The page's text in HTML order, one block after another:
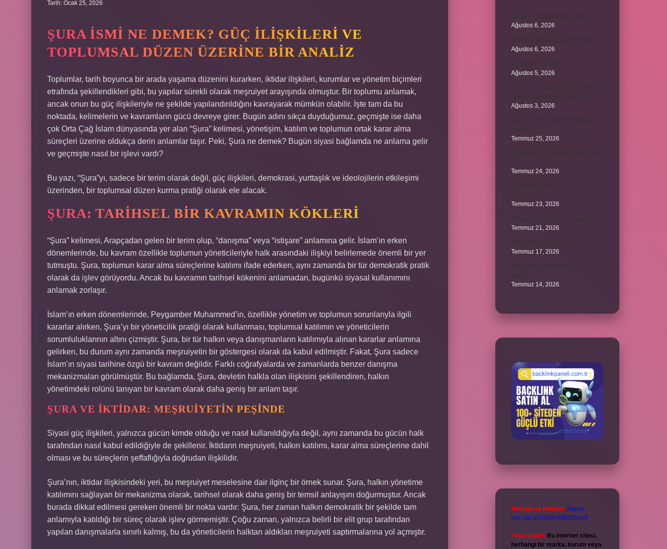
Tarih: Ocak 25, 2026
ŞURA İSMI NE DEMEK? GÜÇ İLIŞKILERI VE
TOPLUMSAL DÜZEN ÜZERINE BIR ANALIZ
Toplumlar, tarih boyunca bir arada yaşama düzenini kurarken, iktidar ilişkileri, kurumlar ve yönetim biçimleri
etrafında şekillendikleri gibi, bu yapılar sürekli olarak meşruiyet arayışında olmuştur. Bir toplumu anlamak,
ancak onun bu güç ilişkileriyle ne şekilde yapılandırıldığını kavrayarak mümkün olabilir. İşte tam da bu
noktada, kelimelerin ve kavramların gücü devreye girer. Bugün adını sıkça duyduğumuz, geçmişte ise daha
çok Orta Çağ İslam dünyasında yer alan “Şura” kelimesi, yönetişim, katılım ve toplumun ortak karar alma
süreçleri üzerine oldukça derin anlamlar taşır. Peki, Şura ne demek? Bugün siyasi bağlamda ne anlama gelir
ve geçmişte nasıl bir işlevi vardı?
Bu yazı, “Şura”yı, sadece bir terim olarak değil, güç ilişkileri, demokrasi, yurttaşlık ve ideolojilerin etkileşimi
üzerinden, bir toplumsal düzen kurma pratiği olarak ele alacak.
ŞURA: TARIHSEL BIR KAVRAMIN KÖKLERI
“Şura” kelimesi, Arapçadan gelen bir terim olup, “danışma” veya “istişare” anlamına gelir. İslam’ın erken
dönemlerinde, bu kavram özellikle toplumun yöneticileriyle halk arasındaki ilişkiyi belirlemede önemli bir yer
tutmuştu. Şura, toplumun karar alma süreçlerine katılımı ifade ederken, aynı zamanda bir tür demokratik pratik
olarak da işlev görüyordu. Ancak bu kavramın tarihsel kökenini anlamadan, bugünkü siyasal kullanımını
anlamak zorlaşır.
İslam’ın erken dönemlerinde, Peygamber Muhammed’in, özellikle yönetim ve toplumun sorunlarıyla ilgili
kararlar alırken, Şura’yı bir yöneticilik pratiği olarak kullanması, toplumsal katılımın ve yöneticilerin
sorumluluklarının altını çizmiştir. Şura, bir tür halkın veya danışmanların katılımıyla alınan kararlar anlamına
gelirken, bu durum aynı zamanda meşruiyetin bir göstergesi olarak da kabul edilmiştir. Fakat, Şura sadece
İslam’ın siyasi tarihine özgü bir kavram değildir. Farklı coğrafyalarda ve zamanlarda benzer danışma
mekanizmaları görülmüştür. Bu bağlamda, Şura, devletin halkla olan ilişkisini şekillendiren, halkın
yönetimdeki rolünü tanıyan bir kavram olarak daha geniş bir anlam taşır.
ŞURA VE İKTIDAR: MEŞRUIYETIN PEŞINDE
Siyasi güç ilişkileri, yalnızca gücün kimde olduğu ve nasıl kullanıldığıyla değil, aynı zamanda bu gücün halk
tarafından nasıl kabul edildiğiyle de şekillenir. İktidarın meşruiyeti, halkın katılımı, karar alma süreçlerine dahil
olması ve bu süreçlerin şeffaflığıyla doğrudan ilişkilidir.
Şura’nın, iktidar ilişkisindeki yeri, bu meşruiyet meselesine dair ilginç bir örnek sunar. Şura, halkın yönetime
katılımını sağlayan bir mekanizma olarak, tarihsel olarak daha geniş bir temsil anlayışını doğurmuştur. Ancak
burada dikkat edilmesi gereken önemli bir nokta vardır: Şura, her zaman halkın demokratik bir şekilde tam
anlamıyla katıldığı bir süreç olarak işlev görmemiştir. Çoğu zaman, yalnızca belirli bir elit grup tarafından
yapılan danışmalarla sınırlı kalmış, bu da yöneticilerin halktan aldıkları meşruiyeti saptırmalarına yol açmıştır.
Ağustos 6, 2026
Kumru yuvayı kaç günde yapar ?
Ağustos 6, 2026
Ağustos 5, 2026
Ağustos 3, 2026
Temmuz 25, 2026
Temmuz 24, 2026
Temmuz 23, 2026
Temmuz 21, 2026
Temmuz 17, 2026
Temmuz 14, 2026
Reklam ve İletişim: Skype:
live:.cid.575569c608265c69
Yasal Uyarı: Bu internet sitesi,
herhangi bir marka, kurum veya